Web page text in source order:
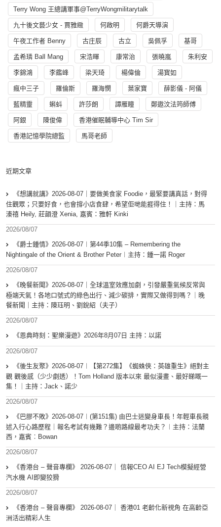
Terry Wong 王總講軍事@TerryWongmilitarytalk
九十後文藝少女 - 賈雅緻 何啟明 何爵天導演
午夜工作者 Benny 古庄辰 古立 吳佩孚 基哥
孟希璘 Ball Mang 宋浩暉 康常治 張曉嵐 朱利安
李錦鴻 李鑑峰 梁天琦 楊偉倫 湯寳如
瘋中三子 羅倫斯 羅海憫 葉家寶 薛影儀 - 阿儀
藍精靈 蝌蚪 許莎朗 譚雁瞳 鄭遨汶法筠師傅
阿銀 陳俊偉 香港催眠輔導中心 Tim Sir
香港記憶學院總監 馬哥老師
近期文章
《想講就講》2026-08-07｜要做美食家 Foodie，最緊要講真話，對得
住觀眾；只要好食，也會撐小店食肆，希望佢哋能捱得住！｜主持：馬
溱禧 Heily, 莊韻澄 Xenia, 嘉賓：雅軒 Kinki
2026/08/07
《爵士鍾情》2026-08-07︱第44季10集 – Remembering the
Nightingale of the Orient & Brother Peter︱主持：鍾一諾 Roger
2026/08/07
《晚餐新聞》2026-08-07｜全球溫室效應加劇，引發嚴重氣候反常與
極端天氣！各地口號式的綠色出行、減少碳排，實際又做得到嗎？｜晚
餐新聞｜主持：陳珏明、劉銳紹（夫子）
2026/08/07
《恩典時刻：聖樂漫遊》2026年8月07日 主持：以諾
2026/08/07
《後生友聚》2026-08-07︱【第272集】《蜘蛛俠：英雄重生》絕對主
觀 觀後感（少少劇透）！Tom Holland 版本以來 最似漫畫、最好睇嘅一
集！｜主持：Jack、諾少
2026/08/07
《巴膠不敗》2026-08-07︱(第151集) 由巴士迷變身車長！年輕車長親
述入行心路歷程｜報名考試有幾難？邊啲路線最考功夫？︱主持：法蘭
西，嘉賓︰Bowan
2026/08/07
《香港台 – 聲音專欄》 2026-08-07｜ 信報CEO AI EJ Tech模擬經營
汽水機 AI即變狡猾
2026/08/07
《香港台 – 聲音專欄》 2026-08-07｜ 香港01 老齡化新視角 在高齡亞
洲活出精彩人生